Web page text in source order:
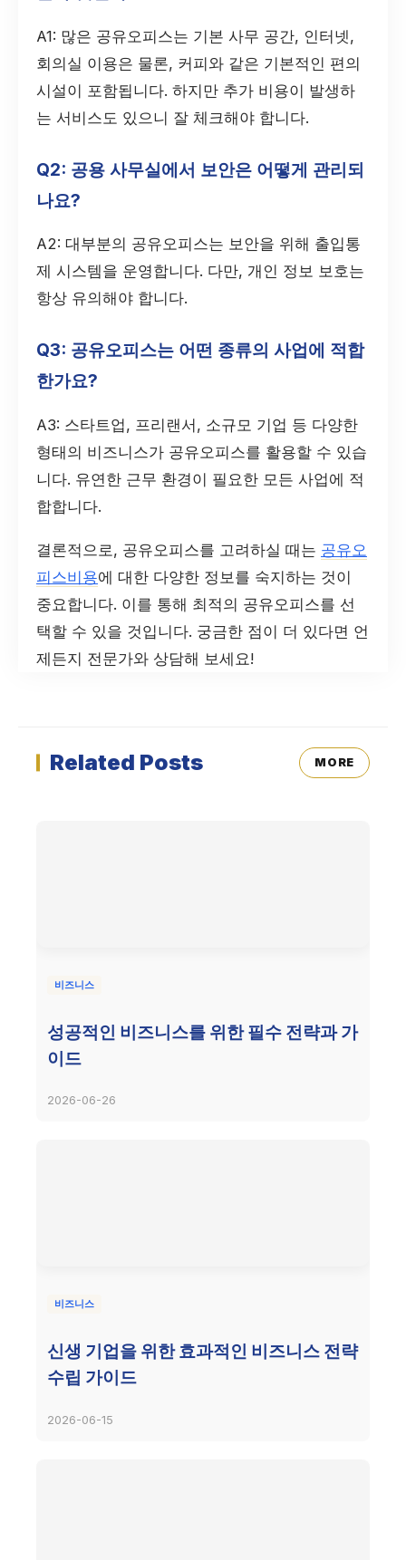
A1: 많은 공유오피스는 기본 사무 공간, 인터넷,
회의실 이용은 물론, 커피와 같은 기본적인 편의
시설이 포함됩니다. 하지만 추가 비용이 발생하
는 서비스도 있으니 잘 체크해야 합니다.
Q2: 공용 사무실에서 보안은 어떻게 관리되
나요?
A2: 대부분의 공유오피스는 보안을 위해 출입통
제 시스템을 운영합니다. 다만, 개인 정보 보호는
항상 유의해야 합니다.
Q3: 공유오피스는 어떤 종류의 사업에 적합
한가요?
A3: 스타트업, 프리랜서, 소규모 기업 등 다양한
형태의 비즈니스가 공유오피스를 활용할 수 있습
니다. 유연한 근무 환경이 필요한 모든 사업에 적
합합니다.
결론적으로, 공유오피스를 고려하실 때는 공유오
피스비용에 대한 다양한 정보를 숙지하는 것이
중요합니다. 이를 통해 최적의 공유오피스를 선
택할 수 있을 것입니다. 궁금한 점이 더 있다면 언
제든지 전문가와 상담해 보세요!
Related Posts MORE
비즈니스
성공적인 비즈니스를 위한 필수 전략과 가
이드
2026-06-26
비즈니스
신생 기업을 위한 효과적인 비즈니스 전략
수립 가이드
2026-06-15